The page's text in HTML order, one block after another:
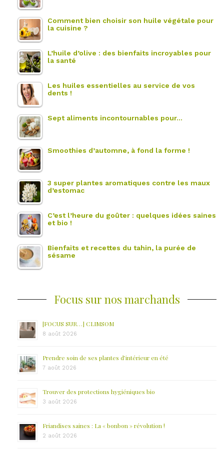
Comment bien choisir son huile végétale pour
la cuisine ?
L’huile d’olive : des bienfaits incroyables pour
la santé
Les huiles essentielles au service de vos
dents !
Sept aliments incontournables pour…
Smoothies d’automne, à fond la forme !
3 super plantes aromatiques contre les maux
d’estomac
C’est l’heure du goûter : quelques idées saines
et bio !
Bienfaits et recettes du tahin, la purée de
sésame
Focus sur nos marchands
[FOCUS SUR…] CLIMSOM
8 août 2026
Prendre soin de ses plantes d’intérieur en été
7 août 2026
Trouver des protections hygiéniques bio
3 août 2026
Friandises saines : La « bonbon » révolution !
2 août 2026